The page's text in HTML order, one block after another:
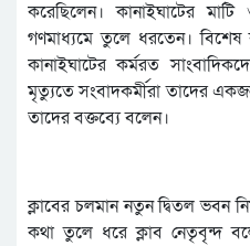
করেছিলেন। কানাইঘাটের
গণমাধ্যমে তুলে ধরতেন। বিশেষ
কানাইঘাটের কর্মরত
মৃত্যুতে সংবাদকর্মীরা তাদের
তাদের বক্তব্যে বলেন।
ক্লাবের চলমান নতুন দ্বিতল ভবন
কথা তুলে ধরে ক্লাব নেতৃবৃন্দ